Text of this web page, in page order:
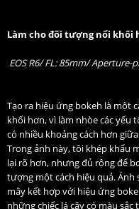
Làm cho đối tượng nổi khối
EOS R6/ FL: 85mm/ Aperture-
Tạo ra hiệu ứng bokeh là một
khối hơn, vì làm nhòe các yếu
có nhiều khoảng cách hơn
Trong ảnh này, tôi khép khẩu
lại rõ hơn, nhưng đủ rộng để
tượng một cách hiệu quả.
mây kết hợp với hiệu ứng
những chiếc lá cây có màu